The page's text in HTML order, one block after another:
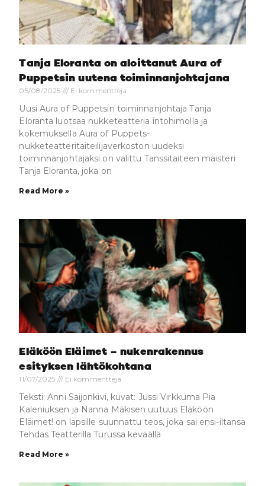
Tanja Eloranta on aloittanut Aura of
Puppetsin uutena toiminnanjohtajana
05/08/2025 Ei kommentteja
Uusi Aura of Puppetsin toiminnanjohtaja Tanja
Eloranta luotsaa nukketeatteria intohimolla ja
kokemuksella Aura of Puppets-
nukketeatteritaiteilijaverkoston uudeksi
toiminnanjohtajaksi on valittu Tanssitaiteen maisteri
Tanja Eloranta, joka on
Read More »
Eläköön Eläimet – nukenrakennus
esityksen lähtökohtana
11/07/2025 Ei kommentteja
Teksti: Anni Saijonkivi, kuvat: Jussi Virkkuma Pia
Kaleniuksen ja Nanna Mäkisen uutuus Eläköön
Eläimet! on lapsille suunnattu teos, joka sai ensi-iltansa
Tehdas Teatterilla Turussa keväällä
Read More »